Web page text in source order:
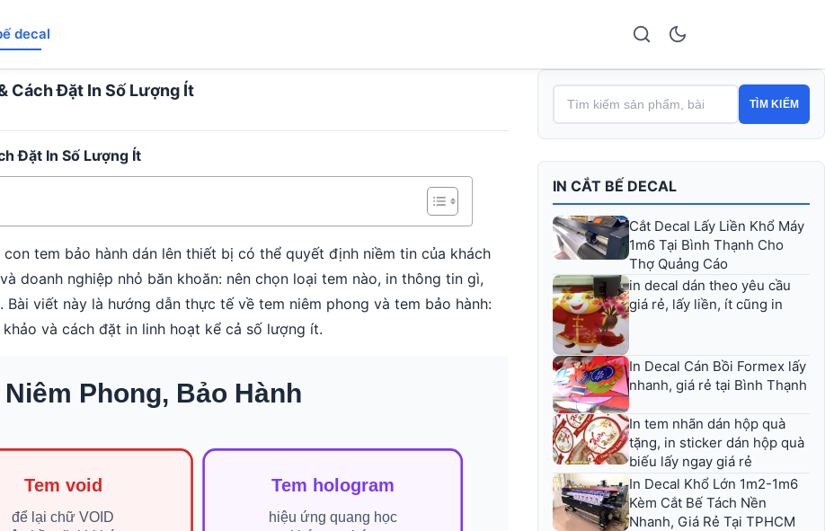
decal
Cách Đặt In Số Lượng Ít
Đặt In Số Lượng Ít
tem bảo hành dán lên thiết bị có thể quyết định niềm tin của khách
doanh nghiệp nhỏ băn khoăn: nên chọn loại tem nào, in thông tin gì,
viết này là hướng dẫn thực tế về tem niêm phong và tem bảo hành:
và cách đặt in linh hoạt kể cả số lượng ít.
TÌM KIẾM
IN CẮT BẾ DECAL
Cắt Decal Lấy Liền Khổ Máy
1m6 Tại Bình Thạnh Cho
Thợ Quảng Cáo
in decal dán theo yêu cầu
giá rẻ, lấy liền, ít cũng in
In Decal Cán Bồi Formex lấy
nhanh, giá rẻ tại Bình Thạnh
In tem nhãn dán hộp quà
tặng, in sticker dán hộp quà
biếu lấy ngay giá rẻ
In Decal Khổ Lớn 1m2-1m6
Kèm Cắt Bế Tách Nền
Nhanh, Giá Rẻ Tại TPHCM